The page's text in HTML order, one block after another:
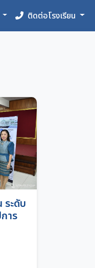
ติดต่อโรงเรียน
ระดับ
าร